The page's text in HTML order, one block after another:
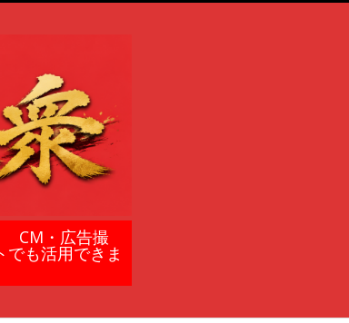
CM・広告撮
も活用できま